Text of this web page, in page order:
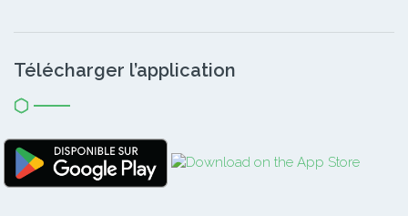
Télécharger l’application